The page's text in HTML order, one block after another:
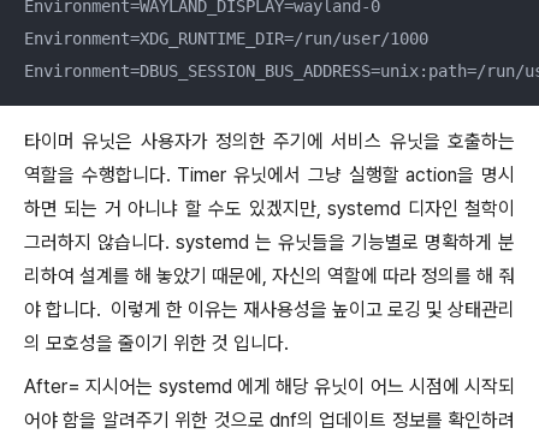
Environment=WAYLAND_DISPLAY=wayland-0
Environment=XDG_RUNTIME_DIR=/run/user/1000
Environment=DBUS_SESSION_BUS_ADDRESS=unix:path=/
타이머 유닛은 사용자가 정의한 주기에 서비스 유닛을 호출하는
역할을 수행합니다. Timer 유닛에서 그냥 실행할 action을 명시
하면 되는 거 아니냐 할 수도 있겠지만, systemd 디자인 철학이
그러하지 않습니다. systemd 는 유닛들을 기능별로 명확하게 분
리하여 설계를 해 놓았기 때문에, 자신의 역할에 따라 정의를 해 줘
야 합니다. 이렇게 한 이유는 재사용성을 높이고 로깅 및 상태관리
의 모호성을 줄이기 위한 것 입니다.
After= 지시어는 systemd 에게 해당 유닛이 어느 시점에 시작되
어야 함을 알려주기 위한 것으로 dnf의 업데이트 정보를 확인하려